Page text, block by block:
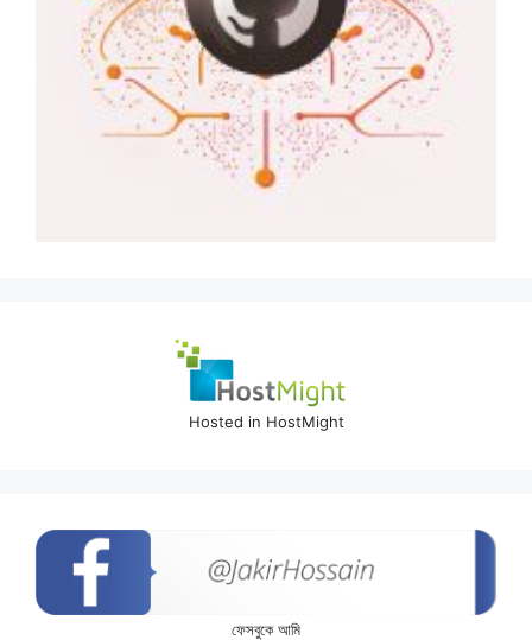
Hosted in HostMight
ফেসবুকে আমি